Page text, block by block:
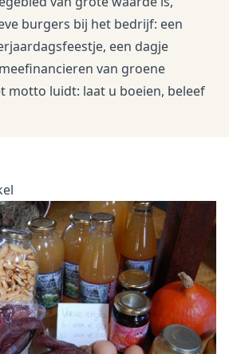
burgers bij het bedrijf: een
een dagje
van groene
motto luidt: laat u boeien, beleef